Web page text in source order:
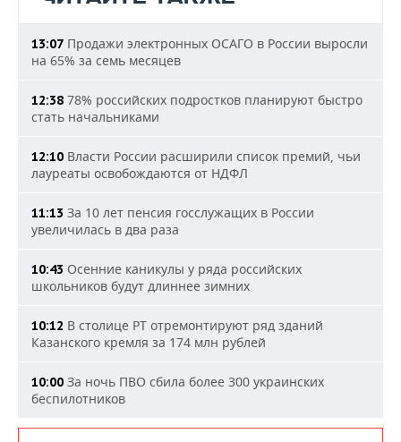
13:07 Продажи электронных ОСАГО в России выросли
на 65% за семь месяцев
12:38 78% российских подростков планируют быстро
стать начальниками
12:10 Власти России расширили список премий, чьи
лауреаты освобождаются от НДФЛ
11:13 За 10 лет пенсия госслужащих в России
увеличилась в два раза
10:43 Осенние каникулы у ряда российских
школьников будут длиннее зимних
10:12 В столице РТ отремонтируют ряд зданий
Казанского кремля за 174 млн рублей
10:00 За ночь ПВО сбила более 300 украинских
беспилотников